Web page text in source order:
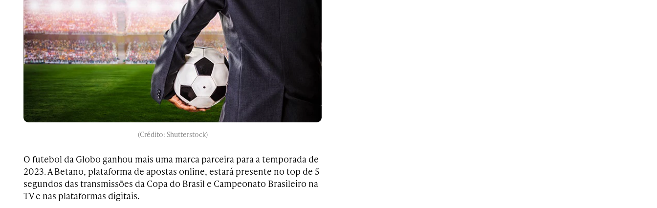
(Crédito: Shutterstock)
O futebol da Globo ganhou mais uma marca parceira para a temporada de
2023. A Betano, plataforma de apostas online, estará presente no top de 5
segundos das transmissões da Copa do Brasil e Campeonato Brasileiro na
TV e nas plataformas digitais.